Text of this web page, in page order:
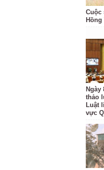
Cuộc
Hồng
Ngày
thảo
Luật
vực